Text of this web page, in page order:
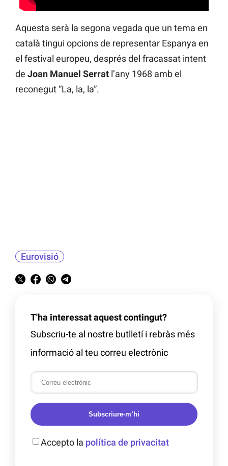
Aquesta serà la segona vegada que un tema en
català tingui opcions de representar Espanya en
el festival europeu, després del fracassat intent
de Joan Manuel Serrat l’any 1968 amb el
reconegut “La, la, la”.
Eurovisió
T'ha interessat aquest contingut?
Subscriu-te al nostre butlletí i rebràs més
informació al teu correu electrònic
Subscriure-m’hi
Accepto la política de privacitat